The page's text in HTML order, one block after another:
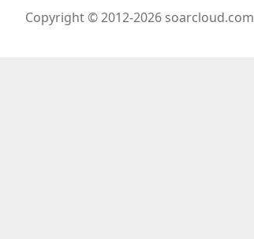
Copyright © 2012-2026 soarcloud.com